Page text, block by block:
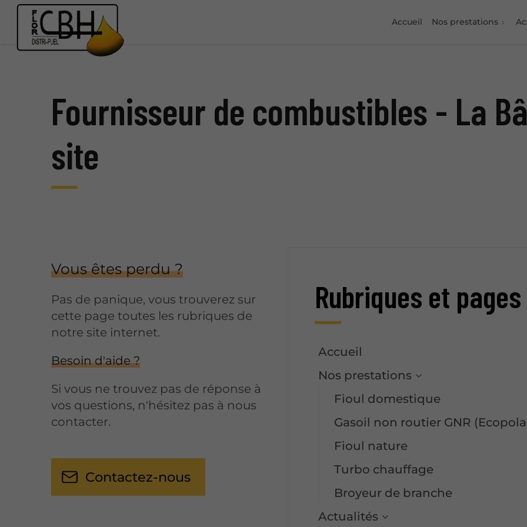
Accueil Nos prestations
Fournisseur de combustibles - La
site
Vous êtes perdu ?
Pas de panique, vous trouverez sur
cette page toutes les rubriques de
notre site internet.​​
Besoin d'aide ?
Si vous ne trouvez pas de réponse à
vos questions, n'hésitez pas à nous
contacter.
Contactez-nous
Rubriques et pages
Accueil
Nos prestations
Fioul domestique
Gasoil non routier GNR
Fioul nature
Turbo chauffage
Broyeur de branche
Actualités